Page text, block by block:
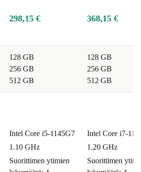
298,15 € 368,15 €
128 GB
256 GB
512 GB
128 GB
256 GB
512 GB
Intel Core i5-1145G7
1.10 GHz
Suorittimen ytimien
Intel Core i7-
1.20 GHz
Suorittimen